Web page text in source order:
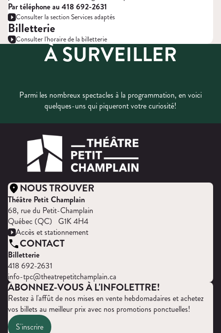
Par téléphone au 418 692-2631
Consulter la section Services adaptés
Billetterie
Consulter l'horaire de la billetterie
À SURVEILLER
Parmi les nombreux spectacles à la programmation, en voici
quelques-uns qui piqueront votre curiosité!
NOUS TROUVER
Théâtre Petit Champlain
68, rue du Petit-Champlain
Québec (QC) G1K 4H4
Accès et stationnement
CONTACT
Billetterie
418 692-2631
info-tpc@theatrepetitchamplain.ca
ABONNEZ-VOUS À L'INFOLETTRE!
Restez à l'affût de nos mises en vente hebdomadaires et achetez
vos billets au meilleur prix avec nos promotions ponctuelles!
S'inscrire